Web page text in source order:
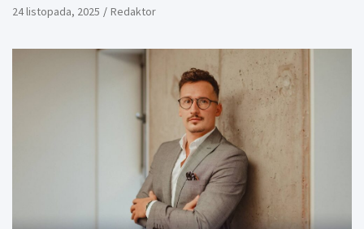
24 listopada, 2025 Redaktor